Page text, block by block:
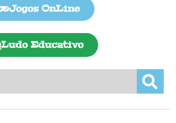
Jogos OnLine
Ludo Educativo